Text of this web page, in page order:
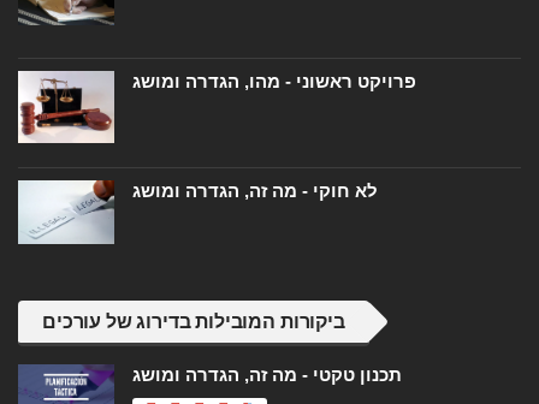
פרויקט ראשוני - מהו, הגדרה ומושג
לא חוקי - מה זה, הגדרה ומושג
ביקורות המובילות בדירוג של עורכים
תכנון טקטי - מה זה, הגדרה ומושג